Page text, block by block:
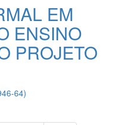
EM
ENSINO
PROJETO
64)